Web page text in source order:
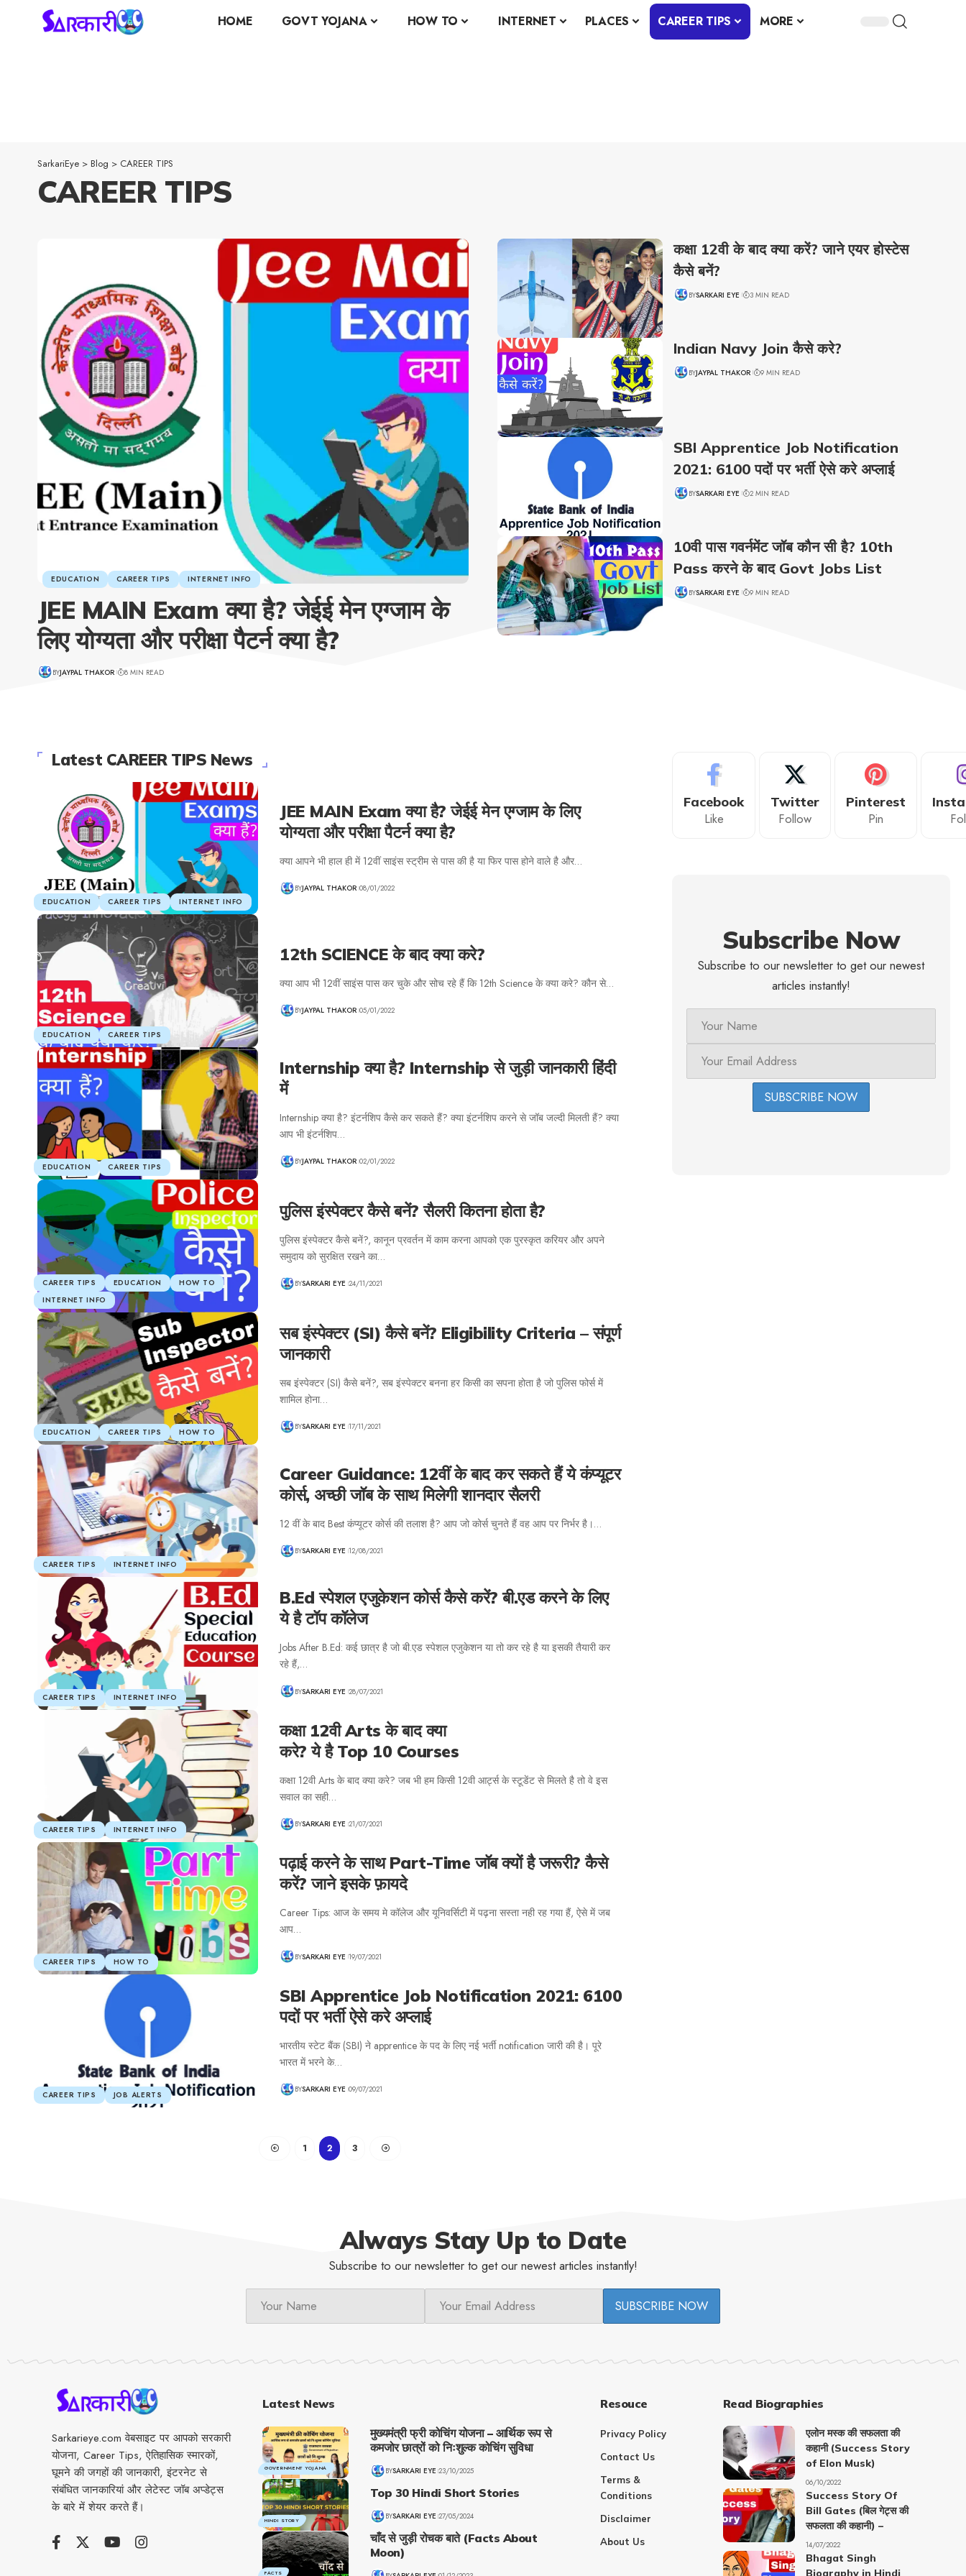
HOME GOVT YOJANA HOW TO INTERNET PLACES CAREER TIPS MORE
SarkariEye > Blog > CAREER TIPS
CAREER TIPS
EDUCATION CAREER TIPS INTERNET INFO
JEE MAIN Exam क्या है? जेईई मेन एग्जाम के
लिए योग्यता और परीक्षा पैटर्न क्या है?
BYJAYPAL THAKOR 8 MIN READ
कक्षा 12वी के बाद क्या करें? जाने एयर होस्टेस
कैसे बनें?
BYSARKARI EYE 3 MIN READ
Indian Navy Join कैसे करे?
BYJAYPAL THAKOR 9 MIN READ
SBI Apprentice Job Notification
2021: 6100 पदों पर भर्ती ऐसे करे अप्लाई
BYSARKARI EYE 2 MIN READ
10वी पास गवर्नमेंट जॉब कौन सी है? 10th
Pass करने के बाद Govt Jobs List
BYSARKARI EYE 9 MIN READ
Latest CAREER TIPS News
EDUCATION CAREER TIPS INTERNET INFO
JEE MAIN Exam क्या है? जेईई मेन एग्जाम के लिए
योग्यता और परीक्षा पैटर्न क्या है?
क्या आपने भी हाल ही में 12वीं साइंस स्ट्रीम से पास की है या फिर पास होने वाले है और…
BYJAYPAL THAKOR 08/01/2022
EDUCATION CAREER TIPS
12th SCIENCE के बाद क्या करे?
क्या आप भी 12वीं साइंस पास कर चुके और सोच रहे हैं कि 12th Science के क्या करे? कौन से…
BYJAYPAL THAKOR 05/01/2022
EDUCATION CAREER TIPS
Internship क्या है? Internship से जुड़ी जानकारी हिंदी
में
Internship क्या है? इंटर्नशिप कैसे कर सकते हैं? क्या इंटर्नशिप करने से जॉब जल्दी मिलती हैं? क्या
आप भी इंटर्नशिप…
BYJAYPAL THAKOR 02/01/2022
CAREER TIPS EDUCATION
HOW TO
INTERNET INFO
पुलिस इंस्पेक्टर कैसे बनें? सैलरी कितना होता है?
पुलिस इंस्पेक्टर कैसे बनें?, कानून प्रवर्तन में काम करना आपको एक पुरस्कृत करियर और अपने
समुदाय को सुरक्षित रखने का…
BYSARKARI EYE 24/11/2021
EDUCATION CAREER TIPS HOW TO
सब इंस्पेक्टर (SI) कैसे बनें? Eligibility Criteria – संपूर्ण
जानकारी
सब इंस्पेक्टर (SI) कैसे बनें?, सब इंस्पेक्टर बनना हर किसी का सपना होता है जो पुलिस फोर्स में
शामिल होना…
BYSARKARI EYE 17/11/2021
CAREER TIPS INTERNET INFO
Career Guidance: 12वीं के बाद कर सकते हैं ये कंप्यूटर
कोर्स, अच्छी जॉब के साथ मिलेगी शानदार सैलरी
12 वीं के बाद Best कंप्यूटर कोर्स की तलाश है? आप जो कोर्स चुनते हैं वह आप पर निर्भर है।…
BYSARKARI EYE 12/08/2021
CAREER TIPS INTERNET INFO
B.Ed स्पेशल एजुकेशन कोर्स कैसे करें? बी.एड करने के लिए
ये है टॉप कॉलेज
Jobs After B.Ed: कई छात्र है जो बी.एड स्पेशल एजुकेशन या तो कर रहे है या इसकी तैयारी कर
रहे हैं,…
BYSARKARI EYE 28/07/2021
CAREER TIPS INTERNET INFO
कक्षा 12वी Arts के बाद क्या
करे? ये है Top 10 Courses
कक्षा 12वी Arts के बाद क्या करे? जब भी हम किसी 12वी आर्ट्स के स्टूडेंट से मिलते है तो वे इस
सवाल का सही…
BYSARKARI EYE 21/07/2021
CAREER TIPS HOW TO
पढ़ाई करने के साथ Part-Time जॉब क्यों है जरूरी? कैसे
करें? जाने इसके फ़ायदे
Career Tips: आज के समय मे कॉलेज और यूनिवर्सिटी में पढ़ना सस्ता नही रह गया हैं, ऐसे में जब
आप…
BYSARKARI EYE 19/07/2021
CAREER TIPS JOB ALERTS
SBI Apprentice Job Notification 2021: 6100
पदों पर भर्ती ऐसे करे अप्लाई
भारतीय स्टेट बैंक (SBI) ने apprentice के पद के लिए नई भर्ती notification जारी की है। पूरे
भारत में भरने के…
BYSARKARI EYE 09/07/2021
1 2 3
Facebook
Like
Twitter
Follow
Pinterest
Pin
Subscribe Now
Subscribe to our newsletter to get our newest
articles instantly!
Always Stay Up to Date
Subscribe to our newsletter to get our newest articles instantly!
Sarkarieye.com वेबसाइट पर आपको सरकारी
योजना, Career Tips, ऐतिहासिक स्मारकों,
घूमने की जगहों की जानकारी, इंटरनेट से
संबंधित जानकारियां और लेटेस्ट जॉब अप्डेट्स
के बारे में शेयर करते हैं।
Latest News
GOVERNMENT YOJANA
मुख्यमंत्री फ्री कोचिंग योजना – आर्थिक रूप से
कमजोर छात्रों को निःशुल्क कोचिंग सुविधा
BYSARKARI EYE 23/10/2025
HINDI STORY
Top 30 Hindi Short Stories
BYSARKARI EYE 27/05/2024
FACTS
चाँद से जुड़ी रोचक बाते (Facts About
Moon)
Resouce
Privacy Policy
Contact Us
Terms &
Conditions
Disclaimer
About Us
Read Biographies
एलोन मस्क की सफलता की
कहानी (Success Story
of Elon Musk)
06/10/2022
Success Story Of
Bill Gates (बिल गेट्स की
सफलता की कहानी) –
14/07/2022
Bhagat Singh
Biography in Hindi